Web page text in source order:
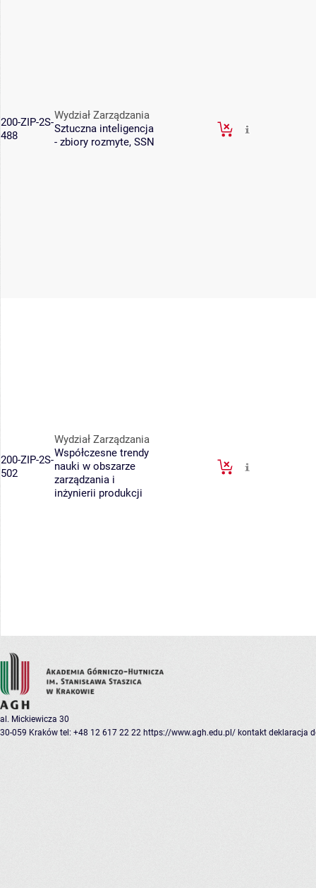
200-ZIP-2S-
488
Wydział Zarządzania
Sztuczna inteligencja
- zbiory rozmyte, SSN
200-ZIP-2S-
502
Wydział Zarządzania
Współczesne trendy
nauki w obszarze
zarządzania i
inżynierii produkcji
al. Mickiewicza 30
30-059 Kraków tel: +48 12 617 22 22 https://www.agh.edu.pl/ kontakt deklaracja